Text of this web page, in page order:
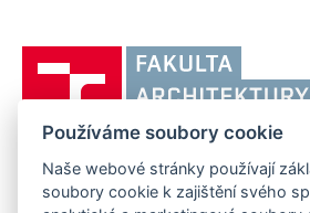
FAKULTA ARCHITEKTURY VUT V BRNĚ
Používáme soubory cookie
Naše webové stránky používají
soubory cookie k zajištění svého